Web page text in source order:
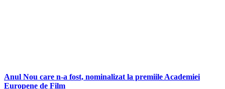
Anul Nou care n-a fost, nominalizat la premiile Academiei
Europene de Film